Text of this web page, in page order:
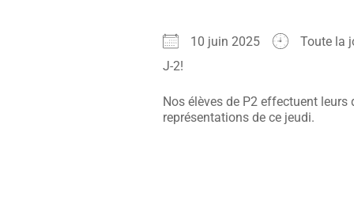
10 juin 2025
Toute la
J-2!
Nos élèves de P2 effectuent
représentations de ce jeudi.